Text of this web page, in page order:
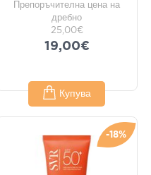
Препоръчителна цена на
дребно
25,00€
19,00€
Купува
-18%